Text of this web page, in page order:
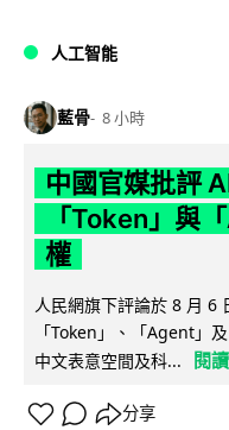
人工智能
藍骨 8 小時
中國官媒批評
「Token」與
權
人民網旗下評論於 8 月 6
「Token」、「Agent」
中文表意空間及科...
閱
分享